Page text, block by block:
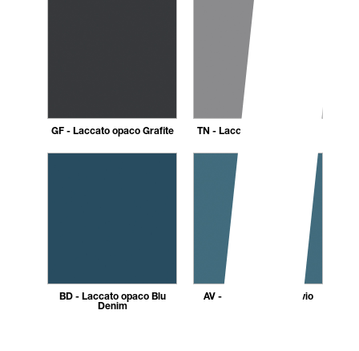
GF - Laccato opaco Grafite TN - Laccato opaco Titanio
BD - Laccato opaco Blu
Denim
AV - Laccato opaco Avio